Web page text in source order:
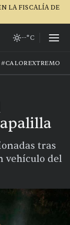
LA FISCALÍA DE
--°C
#CALOREXTREMO
tras
vehículo del